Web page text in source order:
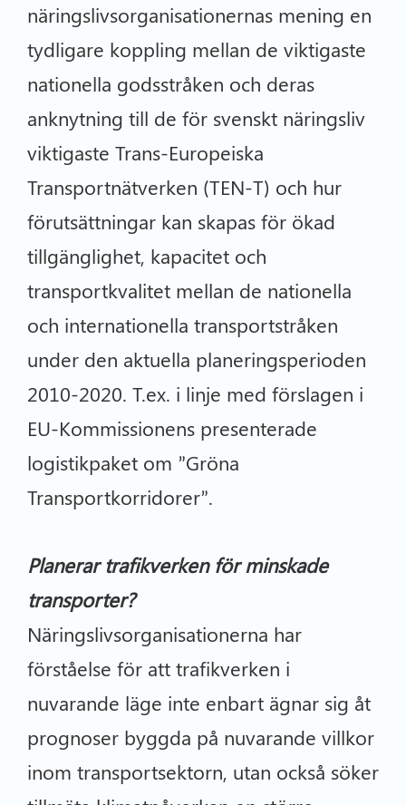
näringslivsorganisationernas mening en
tydligare koppling mellan de viktigaste
nationella godsstråken och deras
anknytning till de för svenskt näringsliv
viktigaste Trans-Europeiska
Transportnätverken (TEN-T) och hur
förutsättningar kan skapas för ökad
tillgänglighet, kapacitet och
transportkvalitet mellan de nationella
och internationella transportstråken
under den aktuella planeringsperioden
2010-2020. T.ex. i linje med förslagen i
EU-Kommissionens presenterade
logistikpaket om ”Gröna
Transportkorridorer”.
Planerar trafikverken för minskade
transporter?
Näringslivsorganisationerna har
förståelse för att trafikverken i
nuvarande läge inte enbart ägnar sig åt
prognoser byggda på nuvarande villkor
inom transportsektorn, utan också söker